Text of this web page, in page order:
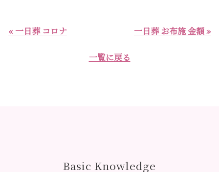
« 一日葬 コロナ 一日葬 お布施 金額 »
一覧に戻る
Basic Knowledge